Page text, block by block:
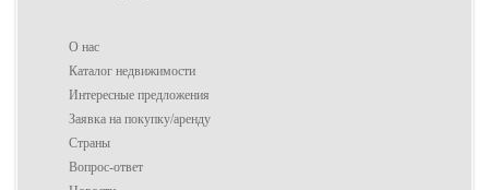
О нас
Каталог недвижимости
Интересные предложения
Заявка на покупку/аренду
Страны
Вопрос-ответ